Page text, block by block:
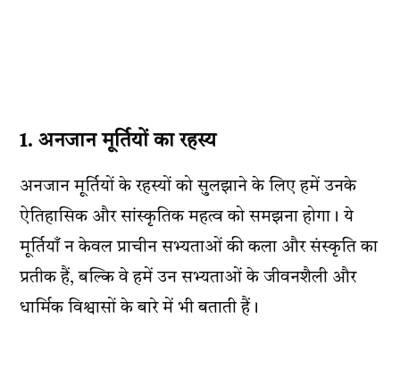
1. अनजान मूर्तियों का रहस्य
अनजान मूर्तियों के रहस्यों को सुलझाने के लिए हमें उनके
ऐतिहासिक और सांस्कृतिक महत्व को समझना होगा। ये
मूर्तियाँ न केवल प्राचीन सभ्यताओं की कला और संस्कृति का
प्रतीक हैं, बल्कि वे हमें उन सभ्यताओं के जीवनशैली और
धार्मिक विश्वासों के बारे में भी बताती हैं।